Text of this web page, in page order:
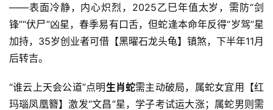
——表面冷静，内心炽烈，2025乙巳年值太岁，需防“剑
锋”“伏尸”凶星，春季易有口舌，但蛇逢本命年反得“岁驾”星
加持，35岁创业者可借【黑曜石龙头龟】镇煞，下半年11月
后转吉。
“谁云上天会公道”点明生肖蛇需主动破局，属蛇女宜用【红
玛瑙凤凰簪】激发“文昌”星，学子考试运大涨；属蛇男则需